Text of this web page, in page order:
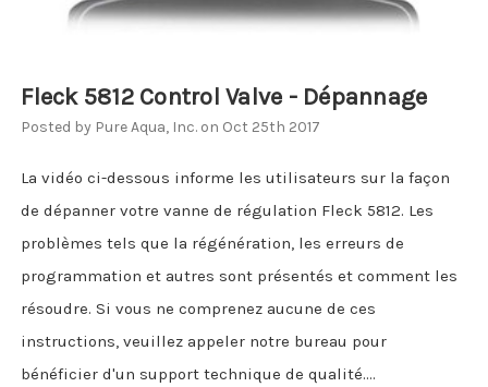
Fleck 5812 Control Valve - Dépannage
Posted by Pure Aqua, Inc. on Oct 25th 2017
La vidéo ci-dessous informe les utilisateurs sur la façon
de dépanner votre vanne de régulation Fleck 5812. Les
problèmes tels que la régénération, les erreurs de
programmation et autres sont présentés et comment les
résoudre. Si vous ne comprenez aucune de ces
instructions, veuillez appeler notre bureau pour
bénéficier d'un support technique de qualité....